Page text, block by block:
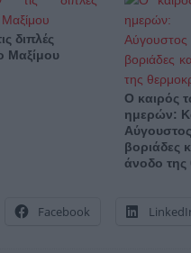
διπλές
Μαξίμου
Ο καιρός
ημερών:
βοριάδες
άνοδο της
Facebook